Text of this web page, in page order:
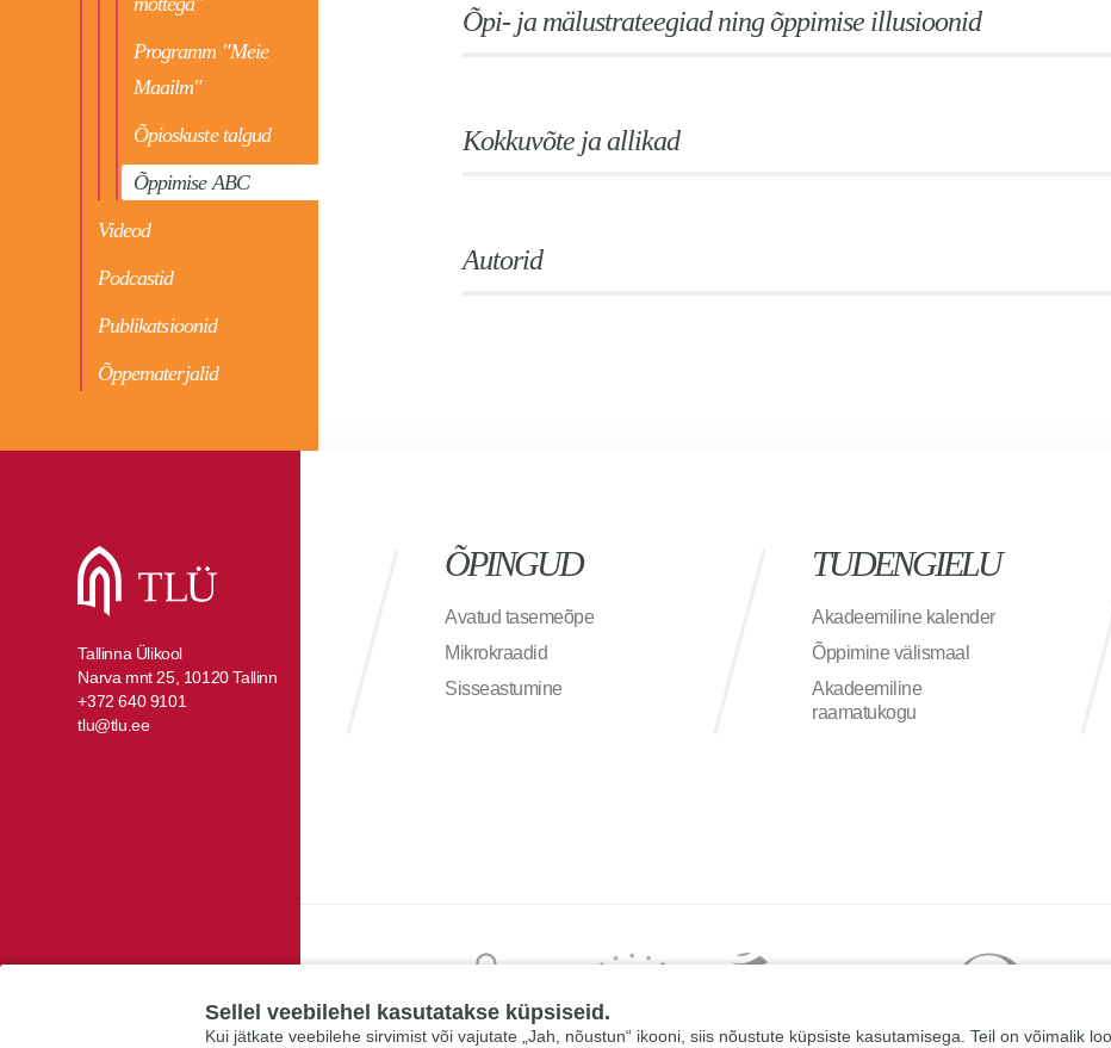
Programm "Meie
Maailm"
Õpioskuste talgud
Õppimise ABC
Videod
Podcastid
Publikatsioonid
Õppematerjalid
Õpi- ja mälustrateegiad ning õppimise illusioonid
Kokkuvõte ja allikad
Autorid
Tallinna Ülikool
Narva mnt 25, 10120 Tallinn
+372 640 9101
tlu@tlu.ee
ÕPINGUD
Avatud tasemeõpe
Mikrokraadid
Sisseastumine
TUDENGIELU
Akadeemiline kalender
Õppimine välismaal
Akadeemiline
raamatukogu
Sellel veebilehel kasutatakse küpsiseid.
Kui jätkate veebilehe sirvimist või vajutate „Jah, nõustun“ ikooni, siis nõustute küpsiste kasutamisega. Teil on võimalik